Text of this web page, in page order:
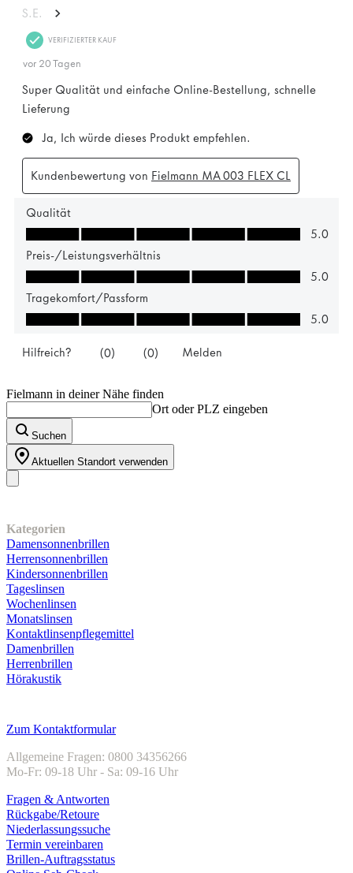
Fielmann in deiner Nähe finden
Ort oder PLZ eingeben
Suchen
Aktuellen Standort verwenden
Kategorien
Damensonnenbrillen
Herrensonnenbrillen
Kindersonnenbrillen
Tageslinsen
Wochenlinsen
Monatslinsen
Kontaktlinsenpflegemittel
Damenbrillen
Herrenbrillen
Hörakustik
Zum Kontaktformular
Allgemeine Fragen: 0800 34356266
Mo-Fr: 09-18 Uhr - Sa: 09-16 Uhr
Fragen & Antworten
Rückgabe/Retoure
Niederlassungssuche
Termin vereinbaren
Brillen-Auftragsstatus